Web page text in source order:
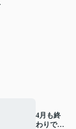
4月も終
わりです